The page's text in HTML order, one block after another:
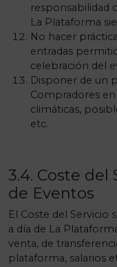
responsabilidad
La Plataforma
No hacer
entradas
celebración del
Disponer de un
Compradores
climáticas,
etc.
3.4. Coste
de Eventos
El Coste del Servicio
a día de La
venta, de
plataforma, salarios